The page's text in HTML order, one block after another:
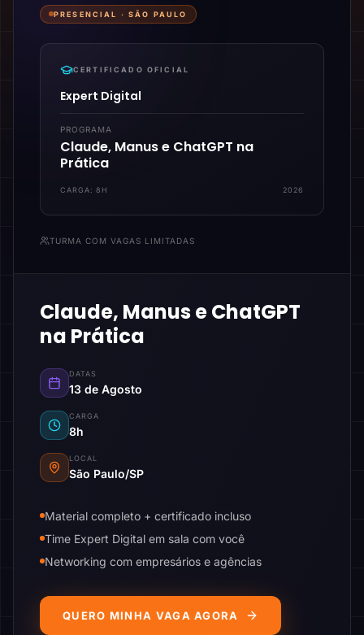
PRESENCIAL ·SÃO PAULO
CERTIFICADO OFICIAL
Expert Digital
PROGRAMA
Claude, Manus e ChatGPT na
Prática
CARGA:8H 2026
TURMA COM VAGAS LIMITADAS
Claude, Manus e ChatGPT
na Prática
DATAS
13 de Agosto
CARGA
8h
LOCAL
São Paulo/SP
Material completo + certificado incluso
Time Expert Digital em sala com você
Networking com empresários e agências
QUERO MINHA VAGA AGORA